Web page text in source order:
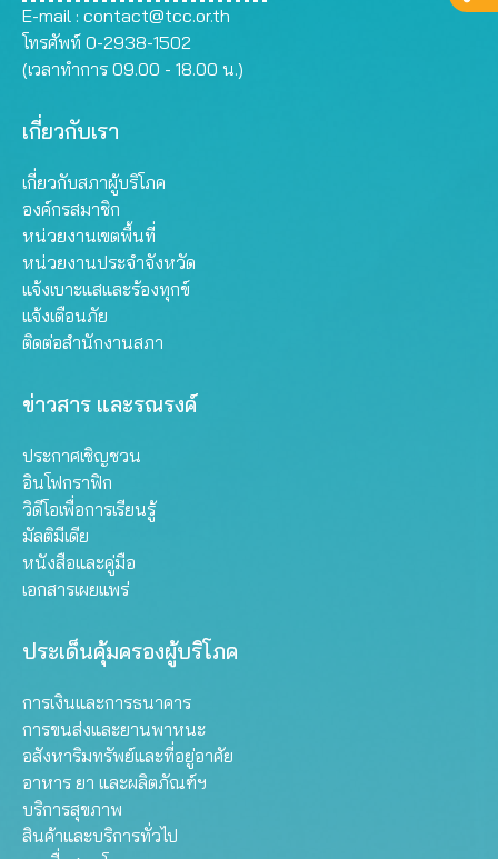
E-mail : contact@tcc.or.th
โทรศัพท์ 0-2938-1502
(เวลาทำการ 09.00 - 18.00 น.)
เกี่ยวกับเรา
เกี่ยวกับสภาผู้บริโภค
องค์กรสมาชิก
หน่วยงานเขตพื้นที่
หน่วยงานประจำจังหวัด
แจ้งเบาะแสและร้องทุกข์
แจ้งเตือนภัย
ติดต่อสำนักงานสภา
ข่าวสาร และรณรงค์
ประกาศเชิญชวน
อินโฟกราฟิก
วิดีโอเพื่อการเรียนรู้
มัลติมีเดีย
หนังสือและคู่มือ
เอกสารเผยแพร่
ประเด็นคุ้มครองผู้บริโภค
การเงินและการธนาคาร
การขนส่งและยานพาหนะ
อสังหาริมทรัพย์และที่อยู่อาศัย
อาหาร ยา และผลิตภัณฑ์ฯ
บริการสุขภาพ
สินค้าและบริการทั่วไป